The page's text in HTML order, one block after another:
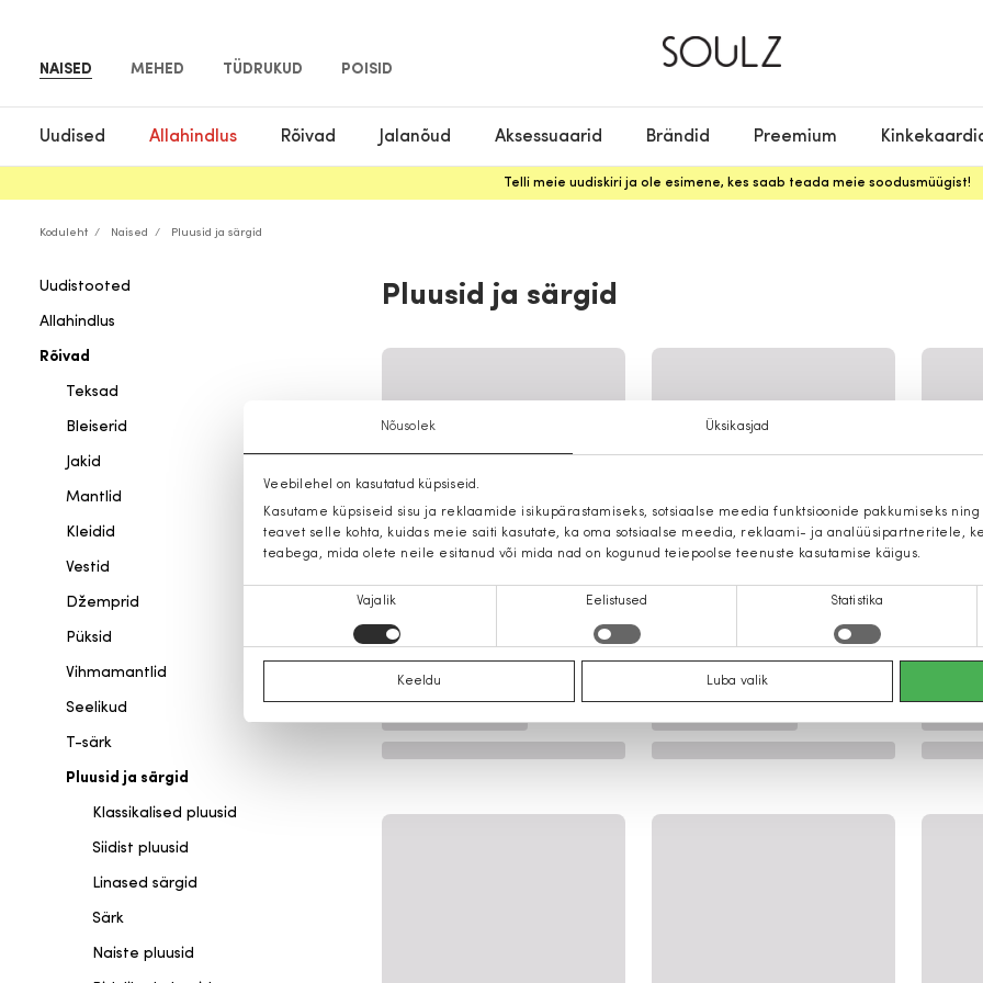
Nõusolek Üksikasjad
Veebilehel on kasutatud küpsiseid.
Kasutame küpsiseid sisu ja reklaamide isikupärastamiseks, sotsiaalse meedia funktsioonide pakkumiseks
teavet selle kohta, kuidas meie saiti kasutate, ka oma sotsiaalse meedia, reklaami- ja analüüsipartneritele,
teabega, mida olete neile esitanud või mida nad on kogunud teiepoolse teenuste kasutamise käigus.
Vajalik Eelistused Statistika
Keeldu Luba valik
NAISED MEHED TÜDRUKUD POISID
Uudised Allahindlus Rõivad Jalanõud Aksessuaarid Brändid Preemium
Telli meie uudiskiri ja ole esimene, kes saab teada meie soodusmüügist!
Koduleht Naised Pluusid ja särgid
Uudistooted
Allahindlus
Rõivad
Teksad
Bleiserid
Jakid
Mantlid
Kleidid
Vestid
Džemprid
Püksid
Vihmamantlid
Seelikud
T-särk
Pluusid ja särgid
Klassikalised pluusid
Siidist pluusid
Linased särgid
Särk
Naiste pluusid
Pluusid ja särgid